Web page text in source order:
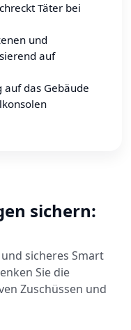
Täter bei
und
auf
das Gebäude
sichern:
sicheres Smart
Sie die
Zuschüssen und